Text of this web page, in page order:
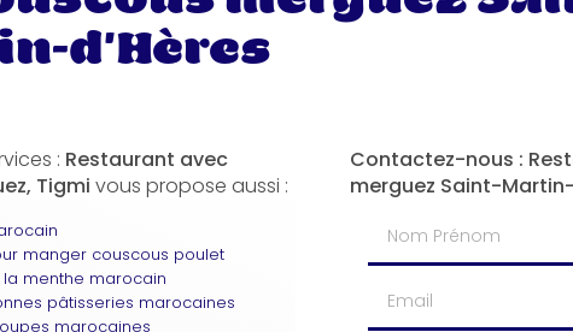
d'Hères
: Restaurant avec
Tigmi vous propose aussi :
manger couscous poulet
menthe marocain
pâtisseries marocaines
marocaines
Contactez-nous :
merguez Saint-
Nom Prénom